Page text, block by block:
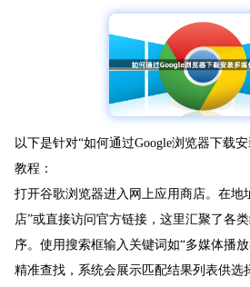
以下是针对“如何通过Google浏览器下载
教程：
打开谷歌浏览器进入网上应用商店。在地
店”或直接访问官方链接，这里汇聚了各
序。使用搜索框输入关键词如“多媒体播
精准查找，系统会展示匹配结果列表供选